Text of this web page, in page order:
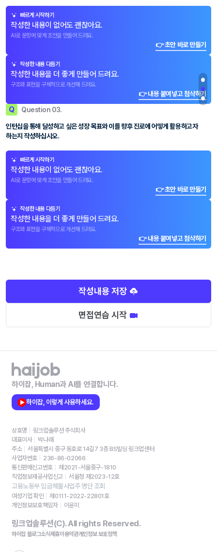
빠르게 시작하기
작성한 내용이 없어도 괜찮아요.
AI로 문항에 맞게 초안을 만들어 드려요.
👉 초안 바로 만들기
작성한 내용 다듬기
작성한 내용을 더 좋게 만들어 드려요.
구조와 표현을 구체적으로 개선해 드려요.
👉 내용 붙여넣고 첨삭하기
Q Question 03.
인턴십을 통해 달성하고 싶은 성장 목표와 이를 향후 진로에 어떻게 활용하고자
하는지 작성하십시오.
빠르게 시작하기
작성한 내용이 없어도 괜찮아요.
AI로 문항에 맞게 초안을 만들어 드려요.
👉 초안 바로 만들기
작성한 내용 다듬기
작성한 내용을 더 좋게 만들어 드려요.
구조와 표현을 구체적으로 개선해 드려요.
👉 내용 붙여넣고 첨삭하기
작성내용 저장
면접연습 시작
하이잡, Human과 AI를 연결합니다.
하이잡, 이렇게 사용하세요.
상호명
링크업솔루션 주식회사
대표이사
박나래
주소
서울특별시 중구 동호로 14길7 3층 BS빌딩 링크업센터
사업자번호
236-86-02066
통신판매신고번호
제2021-서울중구-1810
직업정보제공사업신고
서울청 제2023-12호
고용노동부 임금체불사업주 명단 조회
여성기업 확인
제0111-2022-22801호
개인정보보호책임자
이윤미
링크업솔루션(C). All rights Reserved.
하이잡 블로그소식제휴이용약관개인정보 보호정책